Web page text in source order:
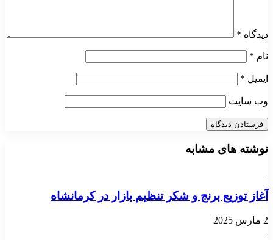
دیدگاه *
نام *
ایمیل *
وب‌ سایت
نوشته های مشابه
آغاز توزیع برنج و شکر تنظیم بازار در کرمانشاه
2 مارس 2025